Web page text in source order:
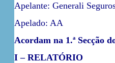
Apelante: Generali
Apelado: AA
Acordam na 1.ª Secção
I – RELATÓRIO